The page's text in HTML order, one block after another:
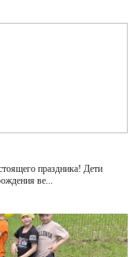
праздника! Дети
ве...